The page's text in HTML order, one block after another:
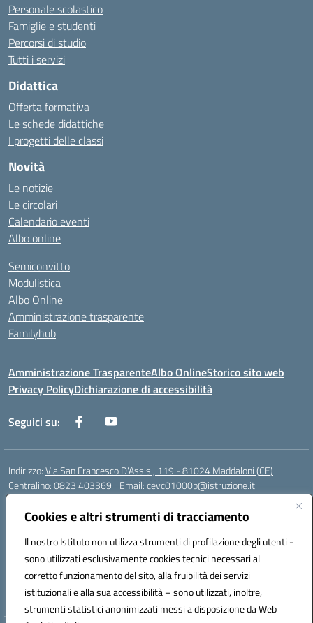
Cookies e altri strumenti di tracciamento
Il nostro Istituto non utilizza strumenti di profilazione degli utenti -
sono utilizzati esclusivamente cookies tecnici necessari al
corretto funzionamento del sito, alla fruibilità dei servizi
istituzionali e alla sua accessibilità – sono utilizzati, inoltre,
strumenti statistici anonimizzati messi a disposizione da Web
Personale scolastico
Famiglie e studenti
Percorsi di studio
Tutti i servizi
Didattica
Offerta formativa
Le schede didattiche
I progetti delle classi
Novità
Le notizie
Le circolari
Calendario eventi
Albo online
Semiconvitto
Modulistica
Albo Online
Amministrazione trasparente
Familyhub
Amministrazione TrasparenteAlbo OnlineStorico sito web
Privacy PolicyDichiarazione di accessibilità
Seguici su:
Indirizzo:Via San Francesco D'Assisi, 119 - 81024 Maddaloni (CE)
Centralino:0823 403369 Email:cevc01000b@istruzione.it
Posta elettronica certificata (PEC):
Codice fiscale: 80004990612 (Convitto) - 93044680614 (Scuole
Annesse)
Codice meccanografico:CEVC01000B
Codice Indice delle Pubbliche Amministrazioni (IPA): istsc_cevc01000b
Codice unico di fatturazione (CUF): ZUT1RT